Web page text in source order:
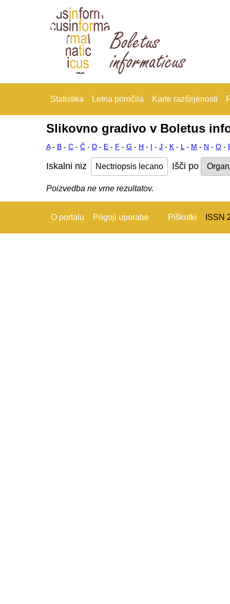
Statistika Letna poročila Karte razširjenosti
Slikovno gradivo v Boletus
A- B - C - Č - D - E - F - G - H - I - J - K - L - M - N - O -
Iskalni niz Išči po
Poizvedba ne vrne rezultatov.
O portalu Pogoji uporabe Piškotki ISSN